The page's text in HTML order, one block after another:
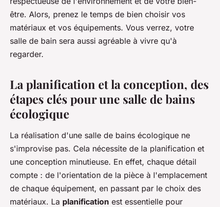
être. Alors, prenez le temps de bien choisir vos
matériaux et vos équipements. Vous verrez, votre
salle de bain sera aussi agréable à vivre qu'à
regarder.
La planification et la conception, des
étapes clés pour une salle de bains
écologique
La réalisation d'une salle de bains écologique ne
s'improvise pas. Cela nécessite de la planification et
une conception minutieuse. En effet, chaque détail
compte : de l'orientation de la pièce à l'emplacement
de chaque équipement, en passant par le choix des
matériaux. La planification est essentielle pour